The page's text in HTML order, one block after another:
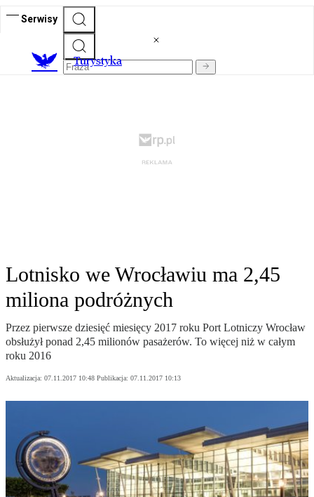
Serwisy
Turystyka
Lotnisko we Wrocławiu ma 2,45
miliona podróżnych
Przez pierwsze dziesięć miesięcy 2017 roku Port Lotniczy Wrocław
obsłużył ponad 2,45 milionów pasażerów. To więcej niż w całym
roku 2016
Aktualizacja: 07.11.2017 10:48 Publikacja: 07.11.2017 10:13